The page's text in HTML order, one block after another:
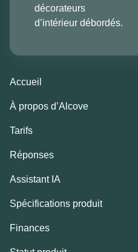
décorateurs
d’intérieur débordés.
Accueil
À propos d’Alcove
Tarifs
Réponses
Assistant IA
Spécifications produit
Finances